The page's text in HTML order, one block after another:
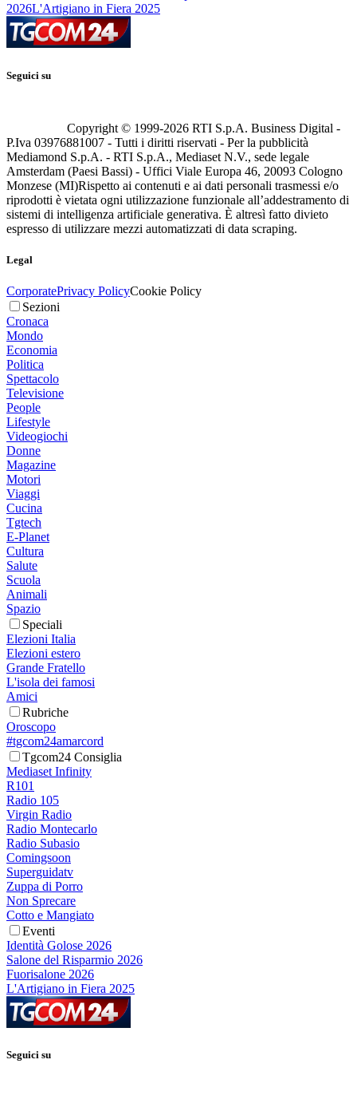
2026L'Artigiano in Fiera 2025
Seguici su
Copyright © 1999-2026 RTI S.p.A. Business Digital -
P.Iva 03976881007 - Tutti i diritti riservati - Per la pubblicità
Mediamond S.p.A. - RTI S.p.A., Mediaset N.V., sede legale
Amsterdam (Paesi Bassi) - Uffici Viale Europa 46, 20093 Cologno
Monzese (MI)Rispetto ai contenuti e ai dati personali trasmessi e/o
riprodotti è vietata ogni utilizzazione funzionale all’addestramento di
sistemi di intelligenza artificiale generativa. È altresì fatto divieto
espresso di utilizzare mezzi automatizzati di data scraping.
Legal
CorporatePrivacy PolicyCookie Policy
Sezioni
Cronaca
Mondo
Economia
Politica
Spettacolo
Televisione
People
Lifestyle
Videogiochi
Donne
Magazine
Motori
Viaggi
Cucina
Tgtech
E-Planet
Cultura
Salute
Scuola
Animali
Spazio
Speciali
Elezioni Italia
Elezioni estero
Grande Fratello
L'isola dei famosi
Amici
Rubriche
Oroscopo
#tgcom24amarcord
Tgcom24 Consiglia
Mediaset Infinity
R101
Radio 105
Virgin Radio
Radio Montecarlo
Radio Subasio
Comingsoon
Superguidatv
Zuppa di Porro
Non Sprecare
Cotto e Mangiato
Eventi
Identità Golose 2026
Salone del Risparmio 2026
Fuorisalone 2026
L'Artigiano in Fiera 2025
Seguici su